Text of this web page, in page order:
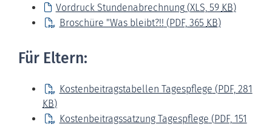
Vordruck Stundenabrechnung(XLS, 59 KB)
Broschüre "Was bleibt?!! (PDF, 365 KB)
Für Eltern:
Kostenbeitragstabellen Tagespflege (PDF, 281
KB)
Kostenbeitragssatzung Tagespflege (PDF, 151